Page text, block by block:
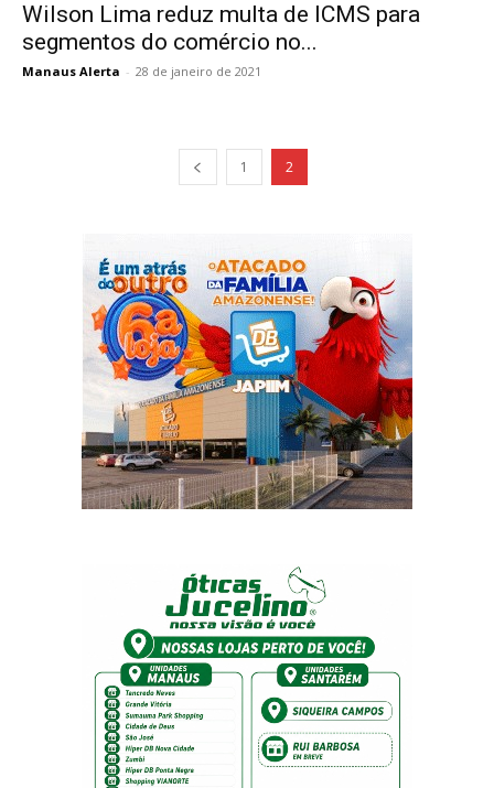
Wilson Lima reduz multa de ICMS para
segmentos do comércio no...
Manaus Alerta - 28 de janeiro de 2021
1 2